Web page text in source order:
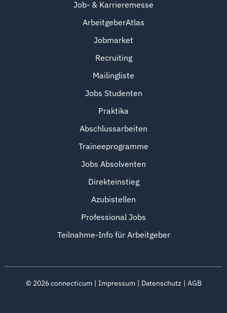
Job- & Karrieremesse
ArbeitgeberAtlas
Jobmarket
Recruiting
Mailingliste
Jobs Studenten
Praktika
Abschlussarbeiten
Traineeprogramme
Jobs Absolventen
Direkteinstieg
Azubistellen
Professional Jobs
Teilnahme-Info für Arbeitgeber
© 2026connecticum Impressum Datenschutz AGB